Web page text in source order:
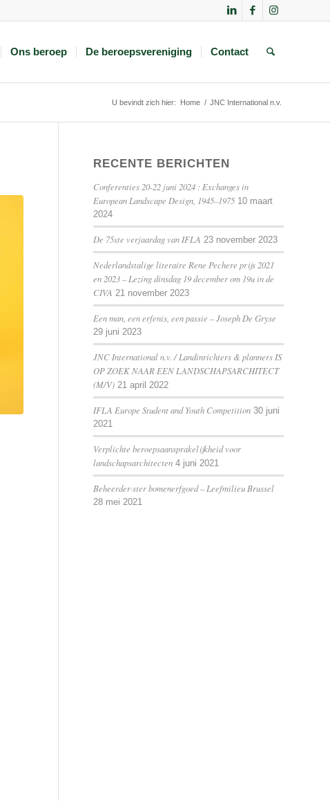
Ons beroep De beroepsvereniging Contact
U bevindt zich hier: Home / JNC International n.v.
RECENTE BERICHTEN
Conferenties 20-22 juni 2024 : Exchanges in
European Landscape Design, 1945–1975 10 maart
2024
De 75ste verjaardag van IFLA 23 november 2023
Nederlandstalige literaire Rene Pechere prijs 2021
en 2023 – Lezing dinsdag 19 december om 19u in de
CIVA 21 november 2023
Een man, een erfenis, een passie – Joseph De Gryse
29 juni 2023
JNC International n.v. / Landinrichters & planners IS
OP ZOEK NAAR EEN LANDSCHAPSARCHITECT
(M/V) 21 april 2022
IFLA Europe Student and Youth Competition 30 juni
2021
Verplichte beroepsaansprakelijkheid voor
landschapsarchitecten 4 juni 2021
Beheerder·ster bomenerfgoed – Leefmilieu Brussel
28 mei 2021